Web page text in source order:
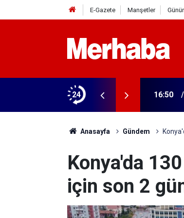
E-Gazete Manşetler
24 16:50
Anasayfa Gündem
Konya'da
için son 2